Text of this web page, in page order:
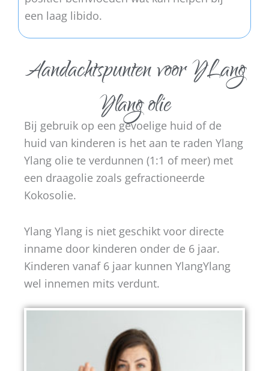
een laag libido.
Aandachtspunten voor YLang
Ylang olie
Bij gebruik op een gevoelige huid of de
huid van kinderen is het aan te raden Ylang
Ylang olie te verdunnen (1:1 of meer) met
een draagolie zoals gefractioneerde
Kokosolie.
Ylang Ylang is niet geschikt voor directe
inname door kinderen onder de 6 jaar.
Kinderen vanaf 6 jaar kunnen YlangYlang
wel innemen mits verdunt.